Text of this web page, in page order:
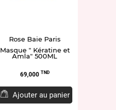
Rose Baie Paris
Masque " Kératine et
Amla" 500ML
Prix
69,000 TND
Ajouter au panier